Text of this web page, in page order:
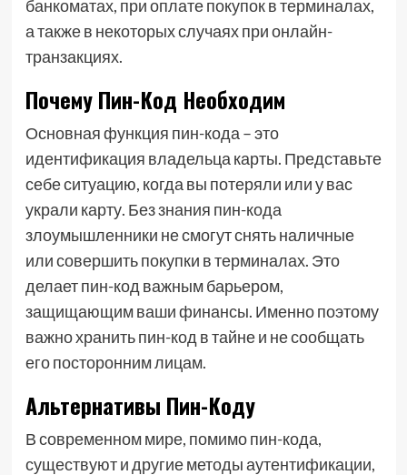
банкоматах, при оплате покупок в терминалах,
а также в некоторых случаях при онлайн-
транзакциях.
Почему Пин-Код Необходим
Основная функция пин-кода – это
идентификация владельца карты. Представьте
себе ситуацию, когда вы потеряли или у вас
украли карту. Без знания пин-кода
злоумышленники не смогут снять наличные
или совершить покупки в терминалах. Это
делает пин-код важным барьером,
защищающим ваши финансы. Именно поэтому
важно хранить пин-код в тайне и не сообщать
его посторонним лицам.
Альтернативы Пин-Коду
В современном мире, помимо пин-кода,
существуют и другие методы аутентификации,